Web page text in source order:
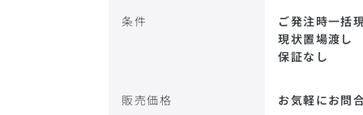
条件
ご発注時一括
現状置場渡し
保証なし
販売価格 お気軽にお問